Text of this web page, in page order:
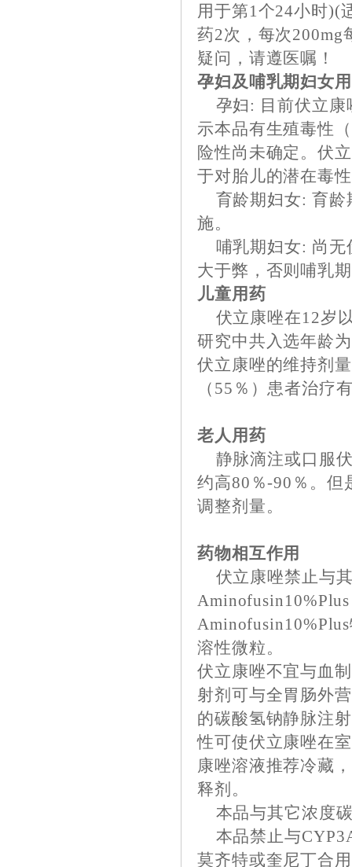
用于第1个24小时)(
药2次，每次200mg
疑问，请遵医嘱！
孕妇及哺乳期妇女
孕妇: 目前伏立康
示本品有生殖毒性
险性尚未确定。伏
于对胎儿的潜在毒
育龄期妇女: 育龄
施。
哺乳期妇女: 尚无
大于弊，否则哺乳
儿童用药
伏立康唑在12岁
研究中共入选年龄
伏立康唑的维持剂
（55％）患者治疗
老人用药
静脉滴注或口服
约高80％-90％。但
调整剂量。
药物相互作用
伏立康唑禁止与
溶性微粒。
伏立康唑不宜与血
射剂可与全胃肠外
的碳酸氢钠静脉注
性可使伏立康唑在
康唑溶液推荐冷藏
释剂。
本品与其它浓度
本品禁止与
莫齐特或奎尼丁合